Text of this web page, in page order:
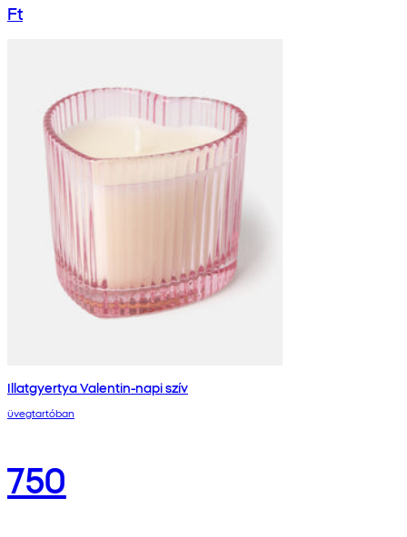
Ft
Illatgyertya Valentin-napi szív
üvegtartóban
750